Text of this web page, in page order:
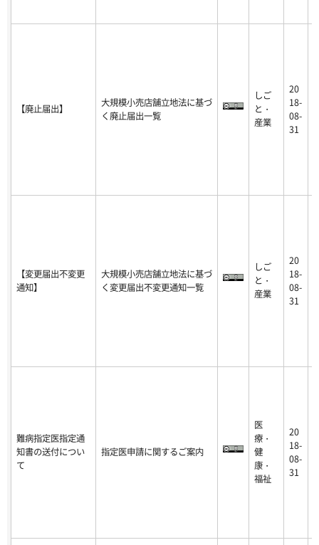
【廃止届出】
大規模小売店舗立地法に基づ
く廃止届出一覧
しご
と・
産業
20
18-
08-
31
【変更届出不変更
通知】
大規模小売店舗立地法に基づ
く変更届出不変更通知一覧
しご
と・
産業
20
18-
08-
31
難病指定医指定通
知書の送付につい
て
指定医申請に関するご案内
医
療・
健
康・
福祉
20
18-
08-
31